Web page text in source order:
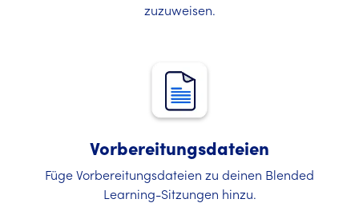
zuzuweisen.
Vorbereitungsdateien
Füge Vorbereitungsdateien zu deinen Blended
Learning-Sitzungen hinzu.